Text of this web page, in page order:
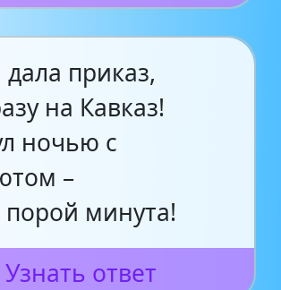
приказ,
на Кавказ!
ночью с
–
минута!
Узнать ответ